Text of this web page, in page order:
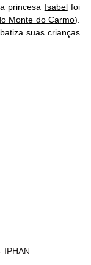
princesa Isabel foi
Monte do Carmo).
batiza suas crianças
IPHAN